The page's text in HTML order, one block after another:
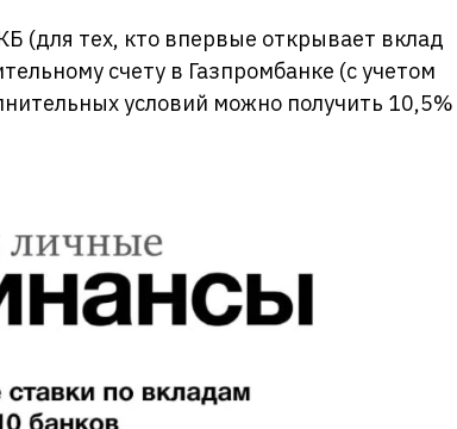
(для тех, кто впервые открывает вклад
счету в Газпромбанке (с учетом
условий можно получить 10,5%